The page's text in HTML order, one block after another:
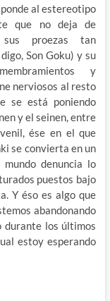
al estereotipo
que no deja de
proezas tan
Son Goku) y su
y
nerviosos al resto
se está poniendo
y el seinen, entre
ése en el que
se convierta en un
denuncia lo
puestos bajo
Y éso es algo que
abandonando
durante los últimos
estoy esperando